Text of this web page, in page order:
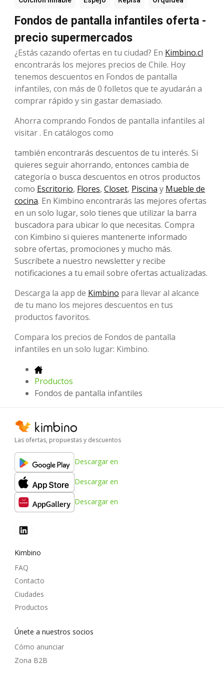
Fondos de pantalla infantiles oferta -
precio supermercados
¿Estás cazando ofertas en tu ciudad? En Kimbino.cl
encontrarás los mejores precios de Chile. Hoy
tenemos descuentos en Fondos de pantalla
infantiles, con más de 0 folletos que te ayudarán a
comprar rápido y sin gastar demasiado.
Ahorra comprando Fondos de pantalla infantiles al
visitar . En catálogos como
también encontrarás descuentos de tu interés. Si
quieres seguir ahorrando, entonces cambia de
categoría o busca descuentos en otros productos
como Escritorio, Flores, Closet, Piscina y Mueble de
cocina. En Kimbino encontrarás las mejores ofertas
en un solo lugar, solo tienes que utilizar la barra
buscadora para ubicar lo que necesitas. Compra
con Kimbino si quieres mantenerte informado
sobre ofertas, promociones y mucho más.
Suscríbete a nuestro newsletter y recibe
notificaciones a tu email sobre ofertas actualizadas.
Descarga la app de Kimbino para llevar al alcance
de tu mano los mejores descuentos en tus
productos favoritos.
Compara los precios de Fondos de pantalla
infantiles en un solo lugar: Kimbino.
Productos
Fondos de pantalla infantiles
Las ofertas, propuestas y descuentos
Descargar en
Descargar en
Descargar en
Kimbino
FAQ
Contacto
Ciudades
Productos
Únete a nuestros socios
Cómo anunciar
Zona B2B